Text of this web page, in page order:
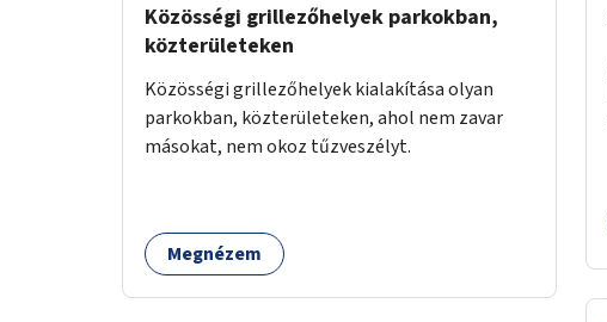
Közösségi grillezőhelyek parkokban,
közterületeken
Közösségi grillezőhelyek kialakítása olyan
parkokban, közterületeken, ahol nem zavar
másokat, nem okoz tűzveszélyt.
Megnézem